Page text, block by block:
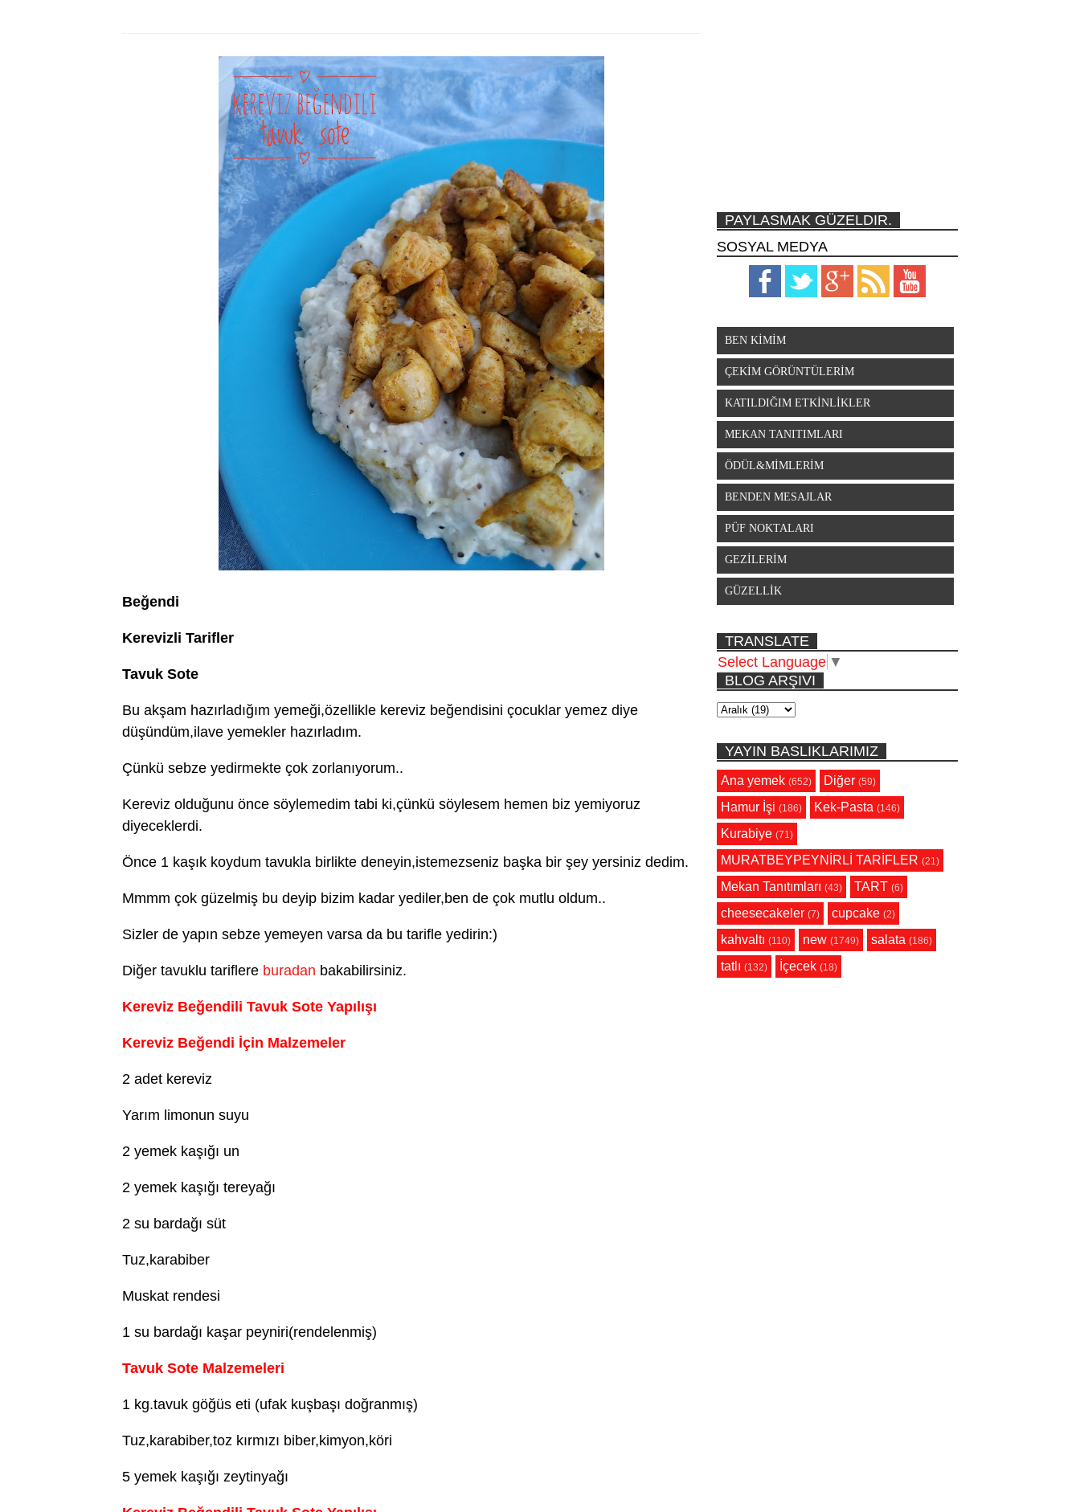
Beğendi
Kerevizli Tarifler
Tavuk Sote
Bu akşam hazırladığım yemeği,özellikle kereviz beğendisini çocuklar yemez diye
düşündüm,ilave yemekler hazırladım.
Çünkü sebze yedirmekte çok zorlanıyorum..
Kereviz olduğunu önce söylemedim tabi ki,çünkü söylesem hemen biz yemiyoruz
diyeceklerdi.
Önce 1 kaşık koydum tavukla birlikte deneyin,istemezseniz başka bir şey yersiniz dedim.
Mmmm çok güzelmiş bu deyip bizim kadar yediler,ben de çok mutlu oldum..
Sizler de yapın sebze yemeyen varsa da bu tarifle yedirin:)
Diğer tavuklu tariflere buradan bakabilirsiniz.
Kereviz Beğendili Tavuk Sote Yapılışı
Kereviz Beğendi İçin Malzemeler
2 adet kereviz
Yarım limonun suyu
2 yemek kaşığı un
2 yemek kaşığı tereyağı
2 su bardağı süt
Tuz,karabiber
Muskat rendesi
1 su bardağı kaşar peyniri(rendelenmiş)
Tavuk Sote Malzemeleri
1 kg.tavuk göğüs eti (ufak kuşbaşı doğranmış)
Tuz,karabiber,toz kırmızı biber,kimyon,köri
5 yemek kaşığı zeytinyağı
PAYLASMAK GÜZELDIR.
SOSYAL MEDYA
BEN KİMİM
ÇEKİM GÖRÜNTÜLERİM
KATILDIĞIM ETKİNLİKLER
MEKAN TANITIMLARI
ÖDÜL&MİMLERİM
BENDEN MESAJLAR
PÜF NOKTALARI
GEZİLERİM
GÜZELLİK
TRANSLATE
Select Language ▼
BLOG ARŞIVI
YAYIN BASLIKLARIMIZ
Ana yemek (652) Diğer (59)
Hamur İşi (186) Kek-Pasta (146)
Kurabiye (71)
MURATBEYPEYNİRLİ TARİFLER (21)
Mekan Tanıtımları (43) TART (6)
cheesecakeler (7) cupcake (2)
kahvaltı (110) new (1749) salata (186)
tatlı (132) İçecek (18)